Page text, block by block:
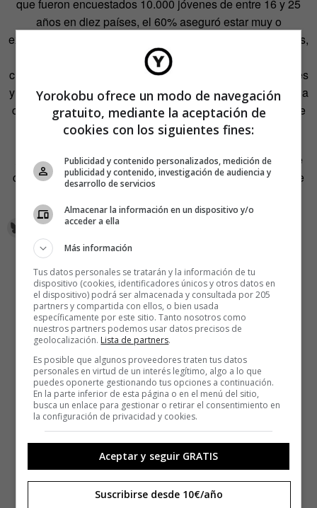
que fueron encuestados 10.000 jóvenes de entre 16 y 25
años en diez países, el 60% aseguró estar muy o
extremadamente preocupado. La mayoría de ellos, además,
acusaba a sus respectivos Gobiernos de inacción ante la
crisis climática y de traición hacia las generaciones jóvenes
y futuras. «Lo que más ansiedad me genera es saber que la
culpa no la tenemos los ciudadanos, sinolos Estados
, que
no actúan», lamenta Priscila.
¿Cómo afecta a los niños esta enfermedad mental? ¿Qué
consecuencias acarrea para la salud de las personas? De
Yorokobu ofrece un modo de navegación
gratuito, mediante la aceptación de
cookies con los siguientes fines:
Publicidad y contenido personalizados, medición de
publicidad y contenido, investigación de audiencia y
desarrollo de servicios
Almacenar la información en un dispositivo y/o
acceder a ella
Más información
Tus datos personales se tratarán y la información de tu
dispositivo (cookies, identificadores únicos y otros datos en
el dispositivo) podrá ser almacenada y consultada por 205
partners y compartida con ellos, o bien usada
específicamente por este sitio. Tanto nosotros como
nuestros partners podemos usar datos precisos de
geolocalización. Lista de partners.
Es posible que algunos proveedores traten tus datos
personales en virtud de un interés legítimo, algo a lo que
puedes oponerte gestionando tus opciones a continuación.
En la parte inferior de esta página o en el menú del sitio,
busca un enlace para gestionar o retirar el consentimiento en
la configuración de privacidad y cookies.
Aceptar y seguir GRATIS
Suscribirse desde 10€/año